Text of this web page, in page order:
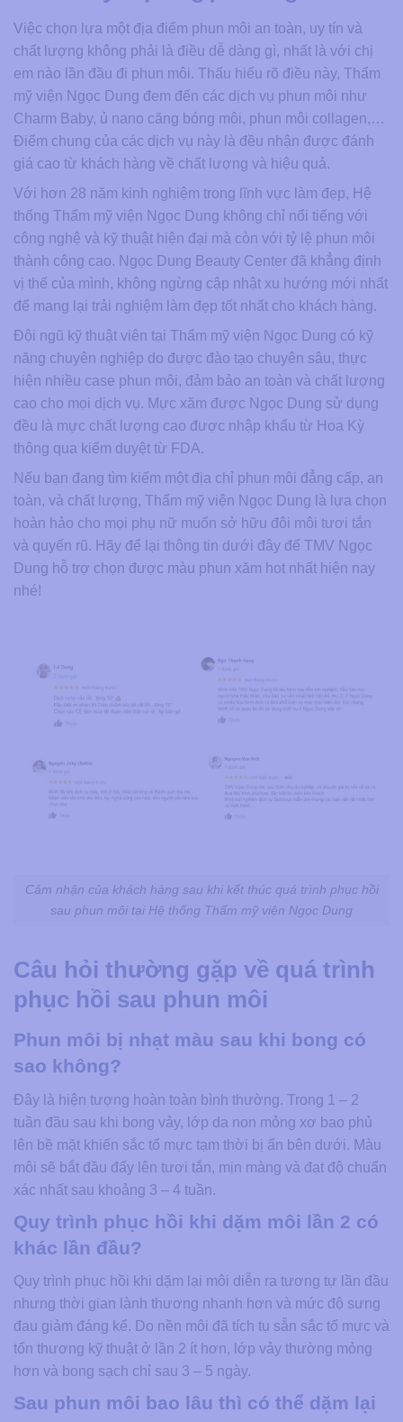
Việc chọn lựa một địa điểm phun môi an toàn, uy tín và
chất lượng không phải là điều dễ dàng gì, nhất là với chị
em nào lần đầu đi phun môi. Thấu hiểu rõ điều này, Thẩm
mỹ viện Ngọc Dung đem đến các dịch vụ phun môi như
Charm Baby, ủ nano căng bóng môi, phun môi collagen,…
Điểm chung của các dịch vụ này là đều nhận được đánh
giá cao từ khách hàng về chất lượng và hiệu quả.
Với hơn 28 năm kinh nghiệm trong lĩnh vực làm đẹp, Hệ
thống Thẩm mỹ viện Ngọc Dung không chỉ nổi tiếng với
công nghệ và kỹ thuật hiện đại mà còn với tỷ lệ phun môi
thành công cao. Ngọc Dung Beauty Center đã khẳng định
vị thế của mình, không ngừng cập nhật xu hướng mới nhất
để mang lại trải nghiệm làm đẹp tốt nhất cho khách hàng.
Đội ngũ kỹ thuật viên tại Thẩm mỹ viện Ngọc Dung có kỹ
năng chuyên nghiệp do được đào tạo chuyên sâu, thực
hiện nhiều case phun môi, đảm bảo an toàn và chất lượng
cao cho mọi dịch vụ. Mực xăm được Ngọc Dung sử dụng
đều là mực chất lượng cao được nhập khẩu từ Hoa Kỳ
thông qua kiểm duyệt từ FDA.
Nếu bạn đang tìm kiếm một địa chỉ phun môi đẳng cấp, an
toàn, và chất lượng, Thẩm mỹ viện Ngọc Dung là lựa chọn
hoàn hảo cho mọi phụ nữ muốn sở hữu đôi môi tươi tắn
và quyến rũ. Hãy để lại thông tin dưới đây để TMV Ngọc
Dung hỗ trợ chọn được màu phun xăm hot nhất hiện nay
nhé!
Cảm nhận của khách hàng sau khi kết thúc quá trình phục hồi
sau phun môi tại Hệ thống Thẩm mỹ viện Ngọc Dung
Câu hỏi thường gặp về quá trình
phục hồi sau phun môi
Phun môi bị nhạt màu sau khi bong có
sao không?
Đây là hiện tượng hoàn toàn bình thường. Trong 1 – 2
tuần đầu sau khi bong vảy, lớp da non mỏng xơ bao phủ
lên bề mặt khiến sắc tố mực tạm thời bị ẩn bên dưới. Màu
môi sẽ bắt đầu đẩy lên tươi tắn, mịn màng và đạt độ chuẩn
xác nhất sau khoảng 3 – 4 tuần.
Quy trình phục hồi khi dặm môi lần 2 có
khác lần đầu?
Quy trình phục hồi khi dặm lại môi diễn ra tương tự lần đầu
nhưng thời gian lành thương nhanh hơn và mức độ sưng
đau giảm đáng kể. Do nền môi đã tích tụ sẵn sắc tố mực và
tổn thương kỹ thuật ở lần 2 ít hơn, lớp vảy thường mỏng
hơn và bong sạch chỉ sau 3 – 5 ngày.
Sau phun môi bao lâu thì có thể dặm lại